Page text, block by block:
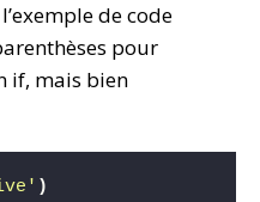
de code
pour
if, mais bien
)